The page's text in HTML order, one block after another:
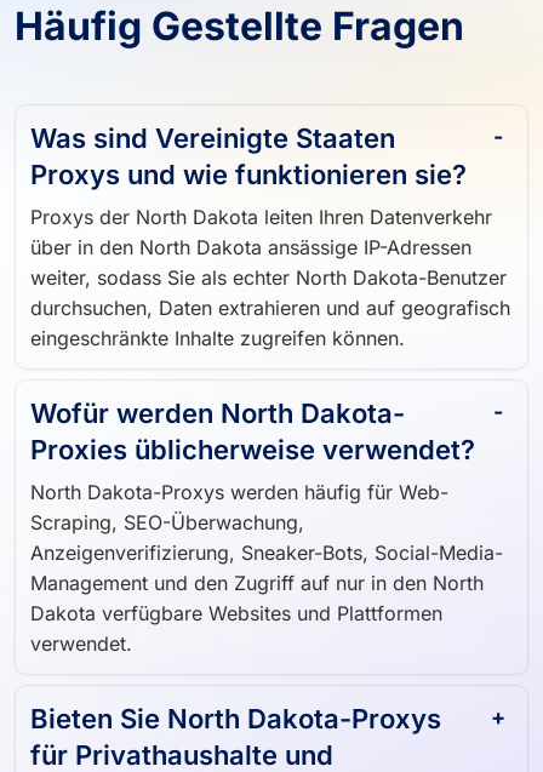
Häufig Gestellte Fragen
Was sind Vereinigte Staaten
Proxys und wie funktionieren sie?
Proxys der North Dakota leiten Ihren Datenverkehr
über in den North Dakota ansässige IP-Adressen
weiter, sodass Sie als echter North Dakota-Benutzer
durchsuchen, Daten extrahieren und auf geografisch
eingeschränkte Inhalte zugreifen können.
Wofür werden North Dakota-
Proxies üblicherweise verwendet?
North Dakota-Proxys werden häufig für Web-
Scraping, SEO-Überwachung,
Anzeigenverifizierung, Sneaker-Bots, Social-Media-
Management und den Zugriff auf nur in den North
Dakota verfügbare Websites und Plattformen
verwendet.
Bieten Sie North Dakota-Proxys
für Privathaushalte und